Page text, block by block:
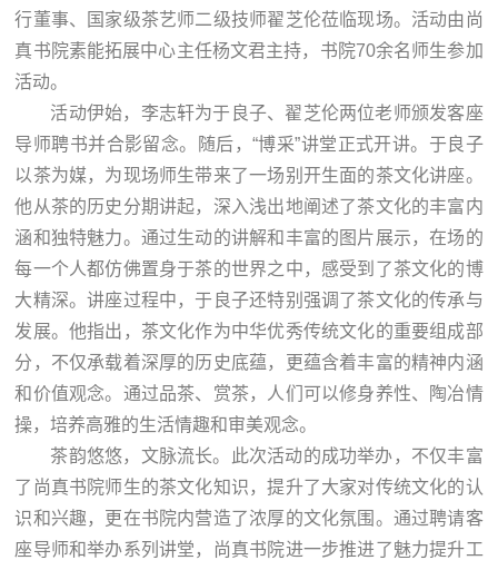
行董事、国家级茶艺师二级技师翟芝伦莅临现场。活动由尚
真书院素能拓展中心主任杨文君主持，书院70余名师生参加
活动。
活动伊始，李志轩为于良子、翟芝伦两位老师颁发客座
导师聘书并合影留念。随后，“博采”讲堂正式开讲。于良子
以茶为媒，为现场师生带来了一场别开生面的茶文化讲座。
他从茶的历史分期讲起，深入浅出地阐述了茶文化的丰富内
涵和独特魅力。通过生动的讲解和丰富的图片展示，在场的
每一个人都仿佛置身于茶的世界之中，感受到了茶文化的博
大精深。讲座过程中，于良子还特别强调了茶文化的传承与
发展。他指出，茶文化作为中华优秀传统文化的重要组成部
分，不仅承载着深厚的历史底蕴，更蕴含着丰富的精神内涵
和价值观念。通过品茶、赏茶，人们可以修身养性、陶冶情
操，培养高雅的生活情趣和审美观念。
茶韵悠悠，文脉流长。此次活动的成功举办，不仅丰富
了尚真书院师生的茶文化知识，提升了大家对传统文化的认
识和兴趣，更在书院内营造了浓厚的文化氛围。通过聘请客
座导师和举办系列讲堂，尚真书院进一步推进了魅力提升工